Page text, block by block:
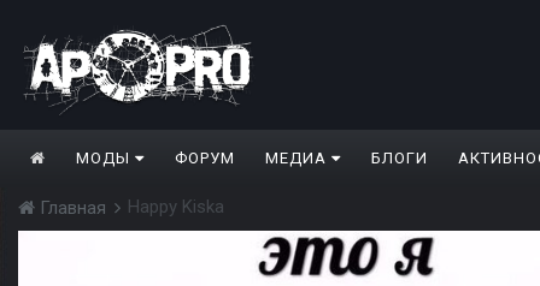
МОДЫ ФОРУМ МЕДИА БЛОГИ
Главная Happy Kiska